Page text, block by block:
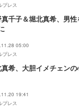
プレス
真千子＆堀北真希、男
05:00
プレス
希、大胆イメチェン
19:41
プレス